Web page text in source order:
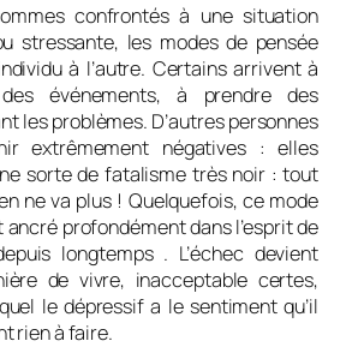
confrontés à une situation
stressante, les modes de pensée
à l’autre. Certains arrivent à
événements, à prendre des
les problèmes. D’autres personnes
extrêmement négatives : elles
sorte de fatalisme très noir : tout
ne va plus ! Quelquefois, ce mode
ancré profondément dans l’esprit de
longtemps . L’échec devient
de vivre, inacceptable certes,
le dépressif a le sentiment qu’il
rien à faire.